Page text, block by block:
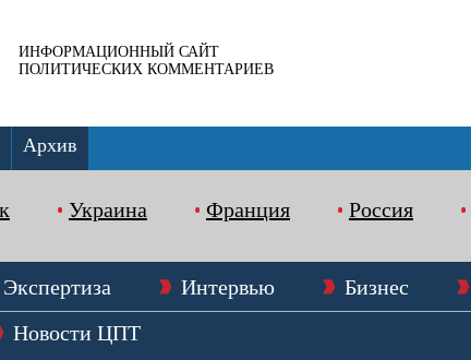
ИНФОРМАЦИОННЫЙ САЙТ
ПОЛИТИЧЕСКИХ КОММЕНТАРИЕВ
Архив
Украина Франция Россия
Экспертиза Интервью Бизнес
Новости ЦПТ